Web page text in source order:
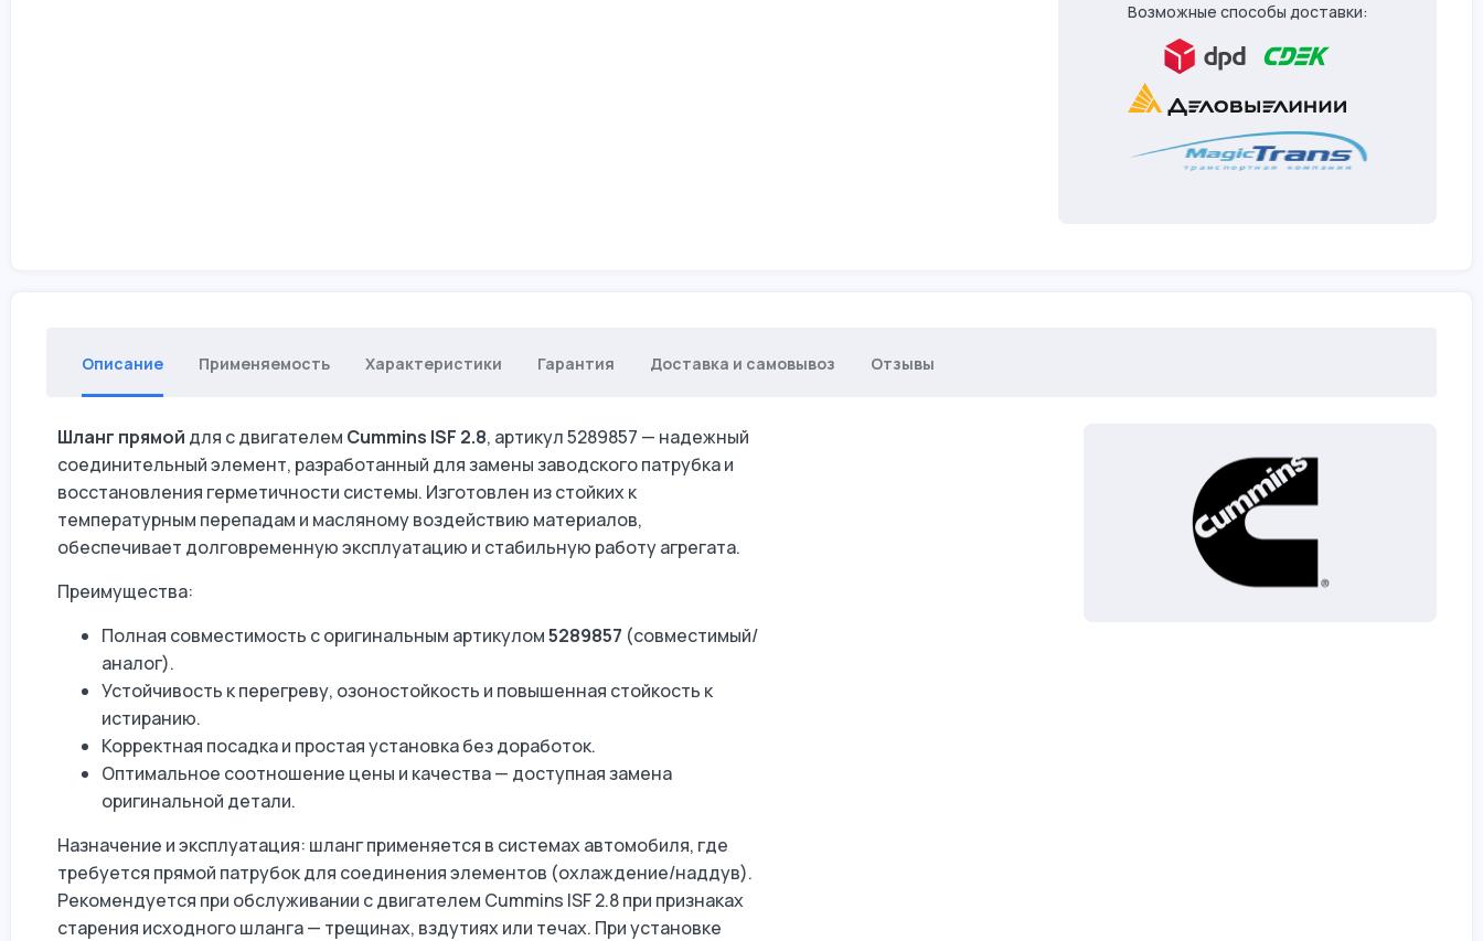
Возможные способы доставки:
Описание Применяемость Характеристики Гарантия Доставка и самовывоз Отзывы
Шланг прямой для с двигателем Cummins ISF 2.8, артикул 5289857 — надежный
соединительный элемент, разработанный для замены заводского патрубка и
восстановления герметичности системы. Изготовлен из стойких к
температурным перепадам и масляному воздействию материалов,
обеспечивает долговременную эксплуатацию и стабильную работу агрегата.
Преимущества:
Полная совместимость с оригинальным артикулом5289857 (совместимый/
аналог).
Устойчивость к перегреву, озоностойкость и повышенная стойкость к
истиранию.
Корректная посадка и простая установка без доработок.
Оптимальное соотношение цены и качества — доступная замена
оригинальной детали.
Назначение и эксплуатация: шланг применяется в системах автомобиля, где
требуется прямой патрубок для соединения элементов (охлаждение/наддув).
Рекомендуется при обслуживании с двигателем Cummins ISF 2.8 при признаках
старения исходного шланга — трещинах, вздутиях или течах. При установке